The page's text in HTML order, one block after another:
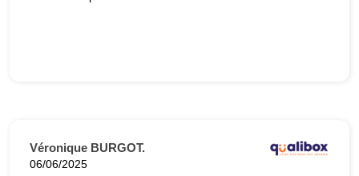
Véronique BURGOT.
06/06/2025